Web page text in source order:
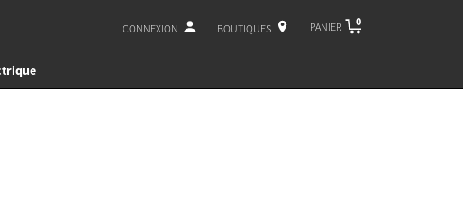
CONNEXION BOUTIQUES PANIER 0